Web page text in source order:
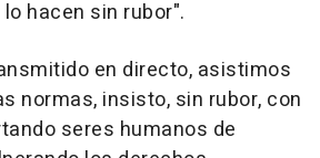
hacen sin rubor".
en directo, asistimos
normas, insisto, sin rubor, con
seres humanos de